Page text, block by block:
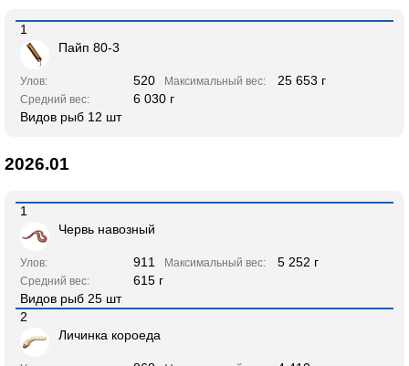
1
Пайп 80-3
Улов: 520 Максимальный вес: 25 653 г
Средний вес:
6 030 г
Видов рыб 12 шт
2026.01
1
Червь навозный
Улов: 911 Максимальный вес: 5 252 г
Средний вес:
615 г
Видов рыб 25 шт
2
Личинка короеда